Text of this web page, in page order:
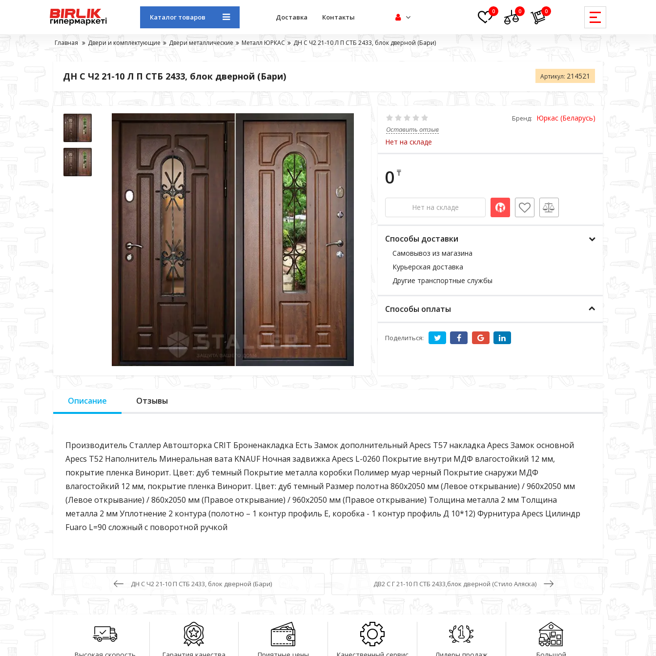
Каталог товаров Доставка Контакты
0 0 0
Главная Двери и комплектующие Двери металлические Металл ЮРКАС ДН С Ч2 21-10 Л П СТБ 2433, блок дверной (Бари)
ДН С Ч2 21-10 Л П СТБ 2433, блок дверной (Бари) Артикул: 214521
Бренд: Юркас (Беларусь)
Оставить отзыв
Нет на складе
0 ₸
Нет на складе
Способы доставки
Самовывоз из магазина
Курьерская доставка
Другие транспортные службы
Способы оплаты
Поделиться:
Описание Отзывы
Производитель Сталлер Автошторка CRIT Броненакладка Есть Замок дополнительный Apecs T57 накладка Apecs Замок основной
Apecs T52 Наполнитель Минеральная вата KNAUF Ночная задвижка Apecs L-0260 Покрытие внутри МДФ влагостойкий 12 мм,
покрытие пленка Винорит. Цвет: дуб темный Покрытие металла коробки Полимер муар черный Покрытие снаружи МДФ
влагостойкий 12 мм, покрытие пленка Винорит. Цвет: дуб темный Размер полотна 860х2050 мм (Левое открывание) / 960х2050 мм
(Левое открывание) / 860х2050 мм (Правое открывание) / 960х2050 мм (Правое открывание) Толщина металла 2 мм Толщина
металла 2 мм Уплотнение 2 контура (полотно – 1 контур профиль Е, коробка - 1 контур профиль Д 10*12) Фурнитура Apecs Цилиндр
Fuaro L=90 сложный с поворотной ручкой
ДН С Ч2 21-10 П СТБ 2433, блок дверной (Бари) ДВ2 С Г 21-10 П СТБ 2433,блок дверной (Стило Аляска)